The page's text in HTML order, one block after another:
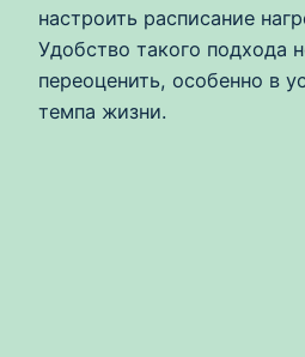
настроить расписание
Удобство такого подхода
переоценить, особенно в
темпа жизни.